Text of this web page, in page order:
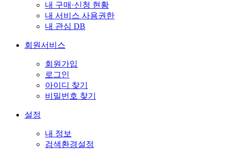
내 구매·신청 현황
내 서비스 사용권한
내 관심 DB
회원서비스
회원가입
로그인
아이디 찾기
비밀번호 찾기
설정
내 정보
검색환경설정